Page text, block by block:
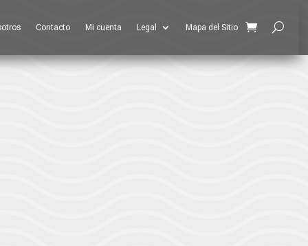
Contacto Mi cuenta Legal Mapa del Sitio